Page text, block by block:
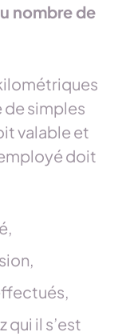
nombre de
de simples
valable et
doit
qui il s’est